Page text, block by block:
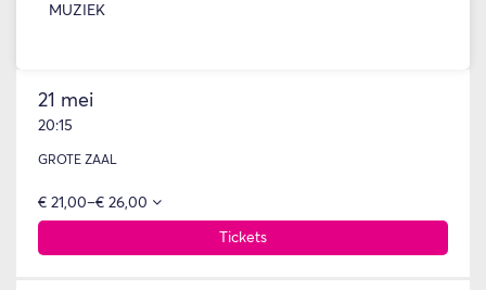
MUZIEK
21 mei
20:15
GROTE ZAAL
€ 21,00–€ 26,00
Tickets